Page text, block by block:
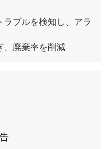
ラブルを検知し、アラ
、廃棄率を削減